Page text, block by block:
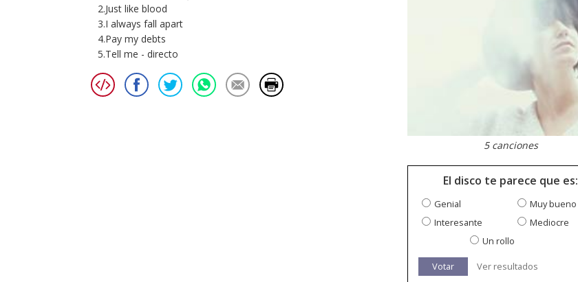
2.Just like blood
3.I always fall apart
4.Pay my debts
5.Tell me - directo
5 canciones
El disco te parece que es:
Genial
Muy bueno
Interesante
Mediocre
Un rollo
Votar Ver resultados